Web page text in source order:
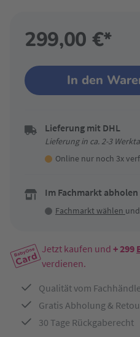
299,00 €*
In den
Lieferung mit DHL
Lieferung in ca. 2-3
Online nur noch 3x
Im Fachmarkt abholen
Fachmarkt wählen
Jetzt kaufen und + 299
verdienen.
Qualität vom
Gratis Abholung &
30 Tage Rückgaberecht